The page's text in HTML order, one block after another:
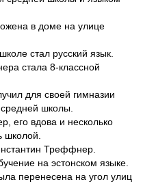
в доме на улице
стал русский язык.
стала 8-классной
для своей гимназии
школы.
его вдова и несколько
школой.
Треффнер.
на эстонском языке.
перенесена на угол улиц